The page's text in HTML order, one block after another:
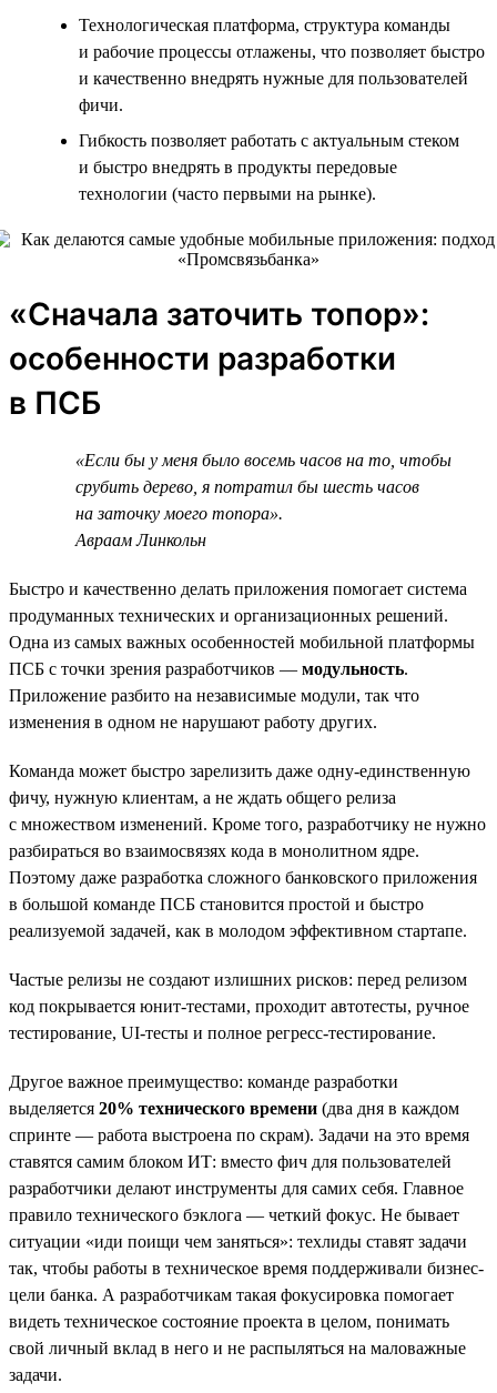
Технологическая платформа, структура команды
и рабочие процессы отлажены, что позволяет быстро
и качественно внедрять нужные для пользователей
фичи.
Гибкость позволяет работать с актуальным стеком
и быстро внедрять в продукты передовые
технологии (часто первыми на рынке).
«Сначала заточить топор»:
особенности разработки
в ПСБ
«Если бы у меня было восемь часов на то, чтобы
срубить дерево, я потратил бы шесть часов
на заточку моего топора».
Авраам Линкольн
Быстро и качественно делать приложения помогает система
продуманных технических и организационных решений.
Одна из самых важных особенностей мобильной платформы
ПСБ с точки зрения разработчиков — модульность.
Приложение разбито на независимые модули, так что
изменения в одном не нарушают работу других.
Команда может быстро зарелизить даже одну-единственную
фичу, нужную клиентам, а не ждать общего релиза
с множеством изменений. Кроме того, разработчику не нужно
разбираться во взаимосвязях кода в монолитном ядре.
Поэтому даже разработка сложного банковского приложения
в большой команде ПСБ становится простой и быстро
реализуемой задачей, как в молодом эффективном стартапе.
Частые релизы не создают излишних рисков: перед релизом
код покрывается юнит-тестами, проходит автотесты, ручное
тестирование, UI-тесты и полное регресс-тестирование.
Другое важное преимущество: команде разработки
выделяется 20% технического времени (два дня в каждом
спринте — работа выстроена по скрам). Задачи на это время
ставятся самим блоком ИТ: вместо фич для пользователей
разработчики делают инструменты для самих себя. Главное
правило технического бэклога — четкий фокус. Не бывает
ситуации «иди поищи чем заняться»: техлиды ставят задачи
так, чтобы работы в техническое время поддерживали бизнес-
цели банка. А разработчикам такая фокусировка помогает
видеть техническое состояние проекта в целом, понимать
свой личный вклад в него и не распыляться на маловажные
задачи.